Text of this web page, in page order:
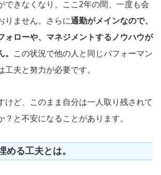
できなくなり、ここ2年の間、一度も会
りません。さらに通勤がメインなので、
ォローや、マネジメントするノウハウが
この状況で他の人と同じパフォーマン
工夫と努力が必要です。
けど、このまま自分は一人取り残されて
？と不安になることがあります。
める工夫とは。